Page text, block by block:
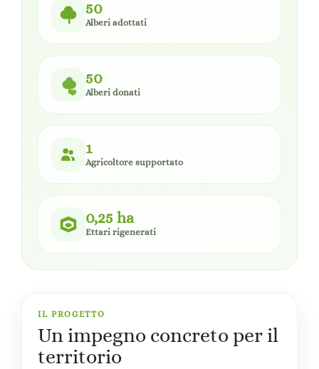
50
Alberi adottati
50
Alberi donati
1
Agricoltore supportato
0,25 ha
Ettari rigenerati
IL PROGETTO
Un impegno concreto per il
territorio